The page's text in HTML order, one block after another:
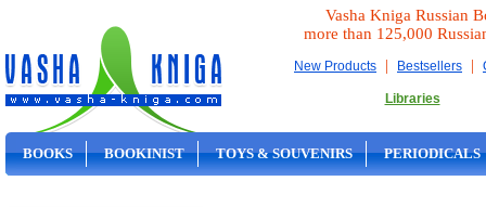
Vasha Kniga Russian
more than 125,000
New Products | Bestsellers |
Libraries
BOOKS BOOKINIST TOYS & SOUVENIRS PERIODICALS